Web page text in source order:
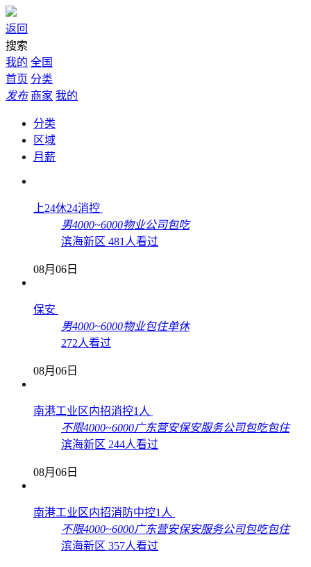
返回
搜索
我的 全国
首页 分类
发布 商家 我的
分类
区域
月薪
上24休24消控
男4000~6000物业公司包吃
滨海新区 481人看过
08月06日
保安
男4000~6000物业包住单休
272人看过
08月06日
南港工业区内招消控1人
不限4000~6000广东营安保安服务公司包吃包住
滨海新区 244人看过
08月06日
南港工业区内招消防中控1人
不限4000~6000广东营安保安服务公司包吃包住
滨海新区 357人看过